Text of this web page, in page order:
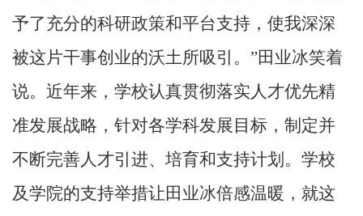
予了充分的科研政策和平台支持，使我深深
被这片干事创业的沃土所吸引。”田业冰笑着
说。近年来，学校认真贯彻落实人才优先精
准发展战略，针对各学科发展目标，制定并
不断完善人才引进、培育和支持计划。学校
及学院的支持举措让田业冰倍感温暖，就这